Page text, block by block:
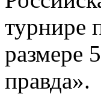
турнире
размере
правда».